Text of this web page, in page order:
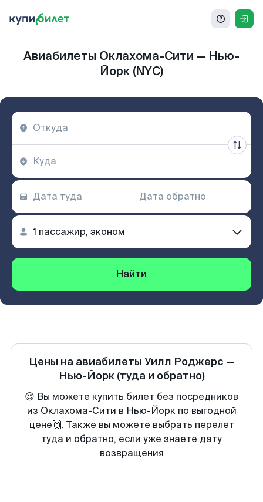
Авиабилеты Оклахома-Сити — Нью-
Йорк (NYC)
Найти
Цены на авиабилеты Уилл Роджерс —
Нью-Йорк (туда и обратно)
😍 Вы можете купить билет без посредников
из Оклахома-Сити в Нью-Йорк по выгодной
цене🙌. Также вы можете выбрать перелет
туда и обратно, если уже знаете дату
возвращения